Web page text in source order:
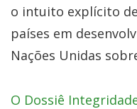
o intuito explícito
países em
Nações Unidas
O Dossiê